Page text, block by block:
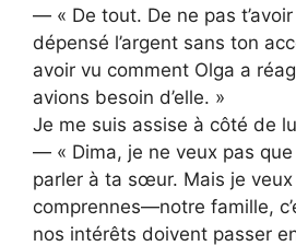
— « De tout. De ne pas t’avoir
dépensé l’argent sans ton
avoir vu comment Olga a
avions besoin d’elle. »
Je me suis assise à côté de
— « Dima, je ne veux pas
parler à ta sœur. Mais je
comprennes—notre famille,
nos intérêts doivent passer